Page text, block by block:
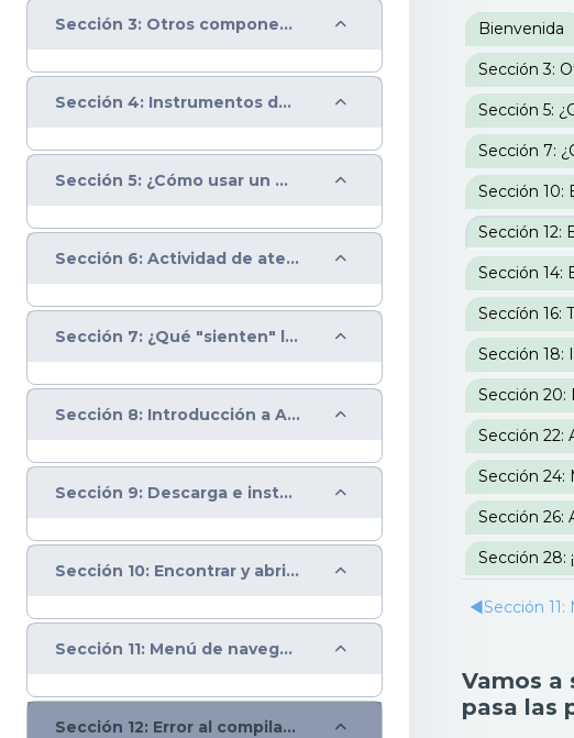
Sección 3: Otros componentes electrónicos Colapsar
Sección 4: Instrumentos de medición-corrientes análogas y digitales Colapsar
Sección 5: ¿Cómo usar un multímetro? Colapsar
Sección 6: Actividad de atención lógica Colapsar
Sección 7: ¿Qué "sienten" los sensores? Colapsar
Sección 8: Introducción a Arduino Colapsar
Sección 9: Descarga e instalación del IDE de Arduino Colapsar
Sección 10: Encontrar y abrir el IDE de Arduino Colapsar
Sección 11: Menú de navegación IDE Arduino Colapsar
Sección 12: Error al compilar y puertos IDE Arduino Colapsar
Bienvenida
Sección 5:
Sección 7:
◀︎Sección
Vamos a
pasa las